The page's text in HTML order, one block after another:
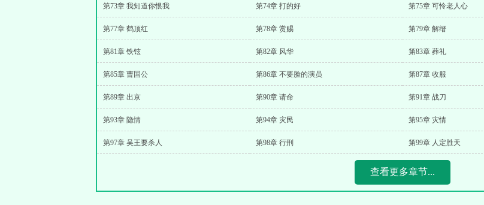
第73章 我知道你恨我 第74章 打的好 第75章 可怜老人心
第77章 鹤顶红 第78章 赏赐 第79章 解缙
第81章 铁铉 第82章 风华 第83章 葬礼
第85章 曹国公 第86章 不要脸的演员 第87章 收服
第89章 出京 第90章 请命 第91章 战刀
第93章 隐情 第94章 灾民 第95章 灾情
第97章 吴王要杀人 第98章 行刑 第99章 人定胜天
查看更多章节...